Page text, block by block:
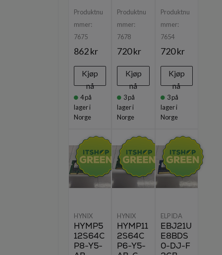
Produktnu
mmer:
7675
862 kr
Kjøp
nå
4på
lager i
Norge
Produktnu
mmer:
7678
720 kr
Kjøp
nå
3på
lager i
Norge
Produktnu
mmer:
7654
720 kr
Kjøp
nå
3 på
lager i
Norge
HYNIX
HYMP5
12S64C
P8-Y5-
HYNIX
HYMP11
2S64C
P6-Y5-
ELPIDA
EBJ21U
E8BDS
0-DJ-F